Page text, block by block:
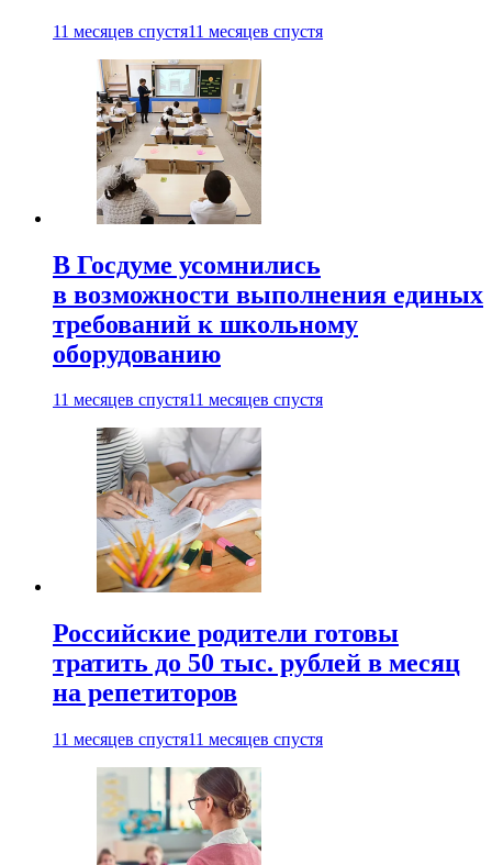
11 месяцев спустя11 месяцев спустя
В Госдуме усомнились
в возможности выполнения единых
требований к школьному
оборудованию
11 месяцев спустя11 месяцев спустя
Российские родители готовы
тратить до 50 тыс. рублей в месяц
на репетиторов
11 месяцев спустя11 месяцев спустя